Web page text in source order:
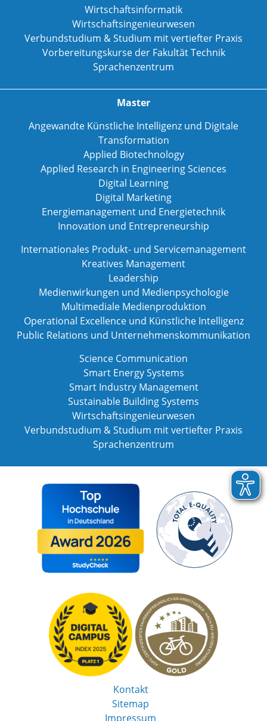
Wirtschaftsinformatik
Wirtschaftsingenieurwesen
Verbundstudium & Studium mit vertiefter Praxis
Vorbereitungskurse der Fakultät Technik
Sprachenzentrum
Master
Angewandte Künstliche Intelligenz und Digitale
Transformation
Applied Biotechnology
Applied Research in Engineering Sciences
Digital Learning
Digital Marketing
Energiemanagement und Energietechnik
Innovation und Entrepreneurship
Internationales Produkt- und Servicemanagement
Kreatives Management
Leadership
Medienwirkungen und Medienpsychologie
Multimediale Medienproduktion
Operational Excellence und Künstliche Intelligenz
Public Relations und Unternehmenskommunikation
Science Communication
Smart Energy Systems
Smart Industry Management
Sustainable Building Systems
Wirtschaftsingenieurwesen
Verbundstudium & Studium mit vertiefter Praxis
Sprachenzentrum
Kontakt
Sitemap
Impressum